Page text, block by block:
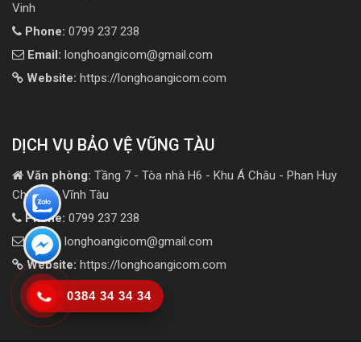
Vinh
Phone: 0799 237 238
Email: longhoangicom@gmail.com
Website: https://longhoangicom.com
DỊCH VỤ BẢO VỆ VŨNG TÀU
Văn phòng: Tầng 7 - Tòa nhà H6 - Khu Á Châu - Phan Huy
Chú - TP Vĩnh Tàu
Phone: 0799 237 238
Email: longhoangicom@gmail.com
Website: https://longhoangicom.com
0384 34 34 34